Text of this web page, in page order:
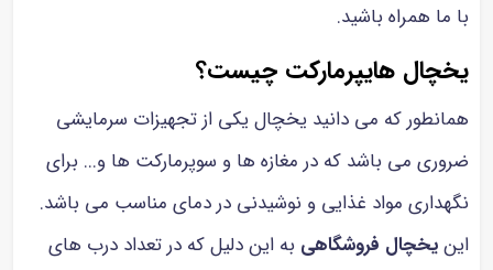
با ما همراه باشید.
یخچال هایپرمارکت چیست؟
همانطور که می دانید یخچال یکی از تجهیزات سرمایشی
ضروری می باشد که در مغازه ها و سوپرمارکت ها و... برای
نگهداری مواد غذایی و نوشیدنی در دمای مناسب می باشد.
اینیخچال فروشگاهی به این دلیل که در تعداد درب های